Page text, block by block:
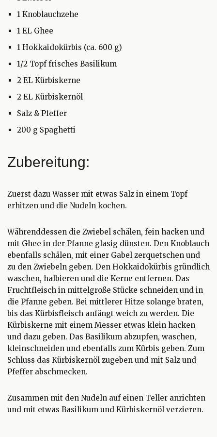
1 Knoblauchzehe
1 EL Ghee
1 Hokkaidokürbis (ca. 600 g)
1/2 Topf frisches Basilikum
2 EL Kürbiskerne
2 EL Kürbiskernöl
Salz & Pfeffer
200 g Spaghetti
Zubereitung:
Zuerst dazu Wasser mit etwas Salz in einem Topf
erhitzen und die Nudeln kochen.
Währenddessen die Zwiebel schälen, fein hacken und
mit Ghee in der Pfanne glasig dünsten. Den Knoblauch
ebenfalls schälen, mit einer Gabel zerquetschen und
zu den Zwiebeln geben. Den Hokkaidokürbis gründlich
waschen, halbieren und die Kerne entfernen. Das
Fruchtfleisch in mittelgroße Stücke schneiden und in
die Pfanne geben. Bei mittlerer Hitze solange braten,
bis das Kürbisfleisch anfängt weich zu werden. Die
Kürbiskerne mit einem Messer etwas klein hacken
und dazu geben. Das Basilikum abzupfen, waschen,
kleinschneiden und ebenfalls zum Kürbis geben. Zum
Schluss das Kürbiskernöl zugeben und mit Salz und
Pfeffer abschmecken.
Zusammen mit den Nudeln auf einen Teller anrichten
und mit etwas Basilikum und Kürbiskernöl verzieren.